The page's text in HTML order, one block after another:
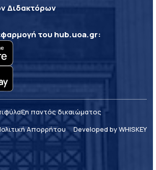
Διδακτόρων
του hub.uoa.gr:
παντός δικαιώματος
Απορρήτου
Developed by WHISKEY